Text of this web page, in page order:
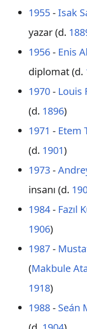
1955-Isak
yazar (d.
1956- Enis
diplomat (d.
1970- Louis
(d. 1896)
1971 - Etem
(d. 1901)
1973-
insanı (d.
1984- Fazıl
1906)
1987-
(Makbule
1918)
1988- Seán